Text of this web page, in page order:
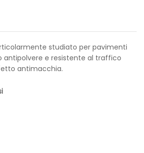
studiato per pavimenti
antipolvere e resistente al traffico
antimacchia.